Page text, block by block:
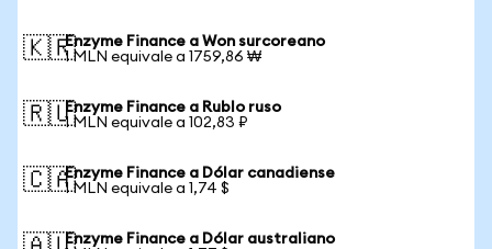
🇰🇷Enzyme Finance a Won surcoreano
1 MLN equivale a 1759,86 ₩
🇷🇺Enzyme Finance a Rublo ruso
1 MLN equivale a 102,83 ₽
🇨🇦Enzyme Finance a Dólar canadiense
1 MLN equivale a 1,74 $
Enzyme Finance a Dólar australiano